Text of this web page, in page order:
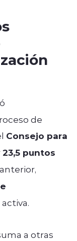
de
Consejo para
23,5 puntos
a otras